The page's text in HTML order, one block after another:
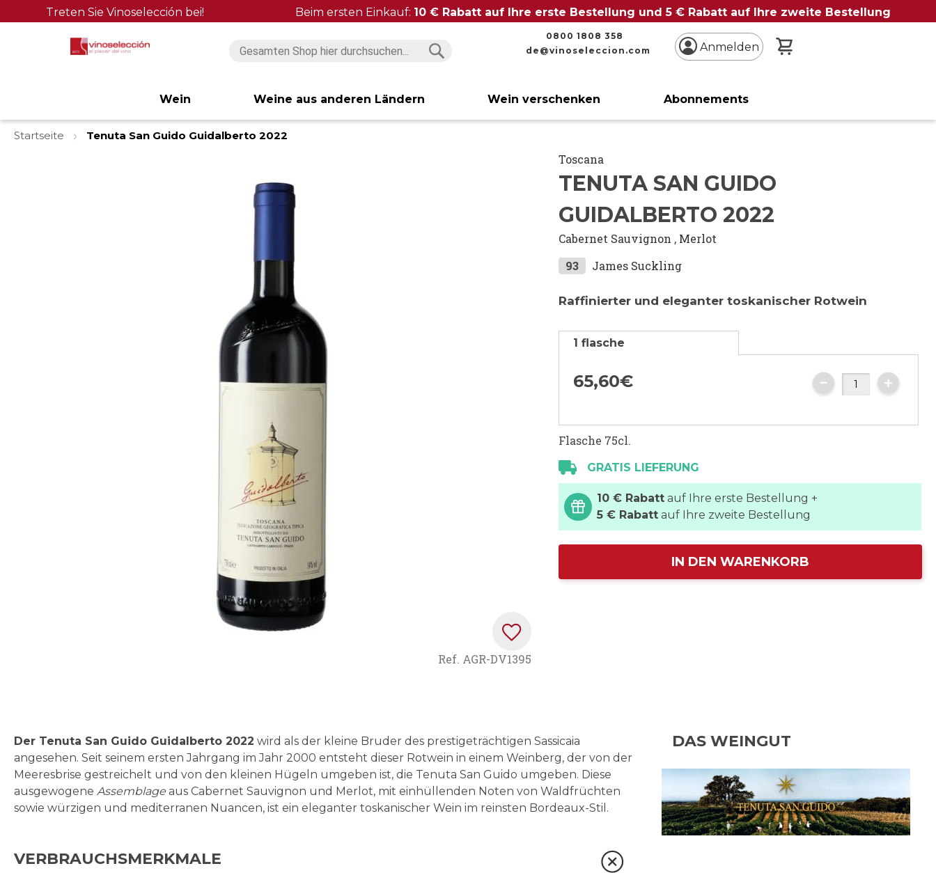
Treten Sie Vinoselección bei! Beim ersten Einkauf: 10 € Rabatt auf Ihre erste Bestellung und 5 € Rabatt auf Ihre zweite Bestellung
0800 1808 358
de@vinoseleccion.com
Anmelden
Wein Weine aus anderen Ländern Wein verschenken Abonnements
Startseite
Tenuta San Guido Guidalberto 2022
springen
Ref. AGR-DV1395
Toscana
TENUTA SAN GUIDO
GUIDALBERTO 2022
Cabernet Sauvignon , Merlot
93
James Suckling
Raffinierter und eleganter toskanischer Rotwein
1 flasche
65,60€
Flasche 75cl.
GRATIS LIEFERUNG
10 € Rabatt auf Ihre erste Bestellung +
5 € Rabatt auf Ihre zweite Bestellung
IN DEN WARENKORB
Der Tenuta San Guido Guidalberto 2022 wird als der kleine Bruder des prestigeträchtigen Sassicaia
angesehen. Seit seinem ersten Jahrgang im Jahr 2000 entsteht dieser Rotwein in einem Weinberg, der von der
Meeresbrise gestreichelt und von den kleinen Hügeln umgeben ist, die Tenuta San Guido umgeben. Diese
ausgewogene Assemblage aus Cabernet Sauvignon und Merlot, mit einhüllenden Noten von Waldfrüchten
sowie würzigen und mediterranen Nuancen, ist ein eleganter toskanischer Wein im reinsten Bordeaux-Stil.
VERBRAUCHSMERKMALE
DAS WEINGUT